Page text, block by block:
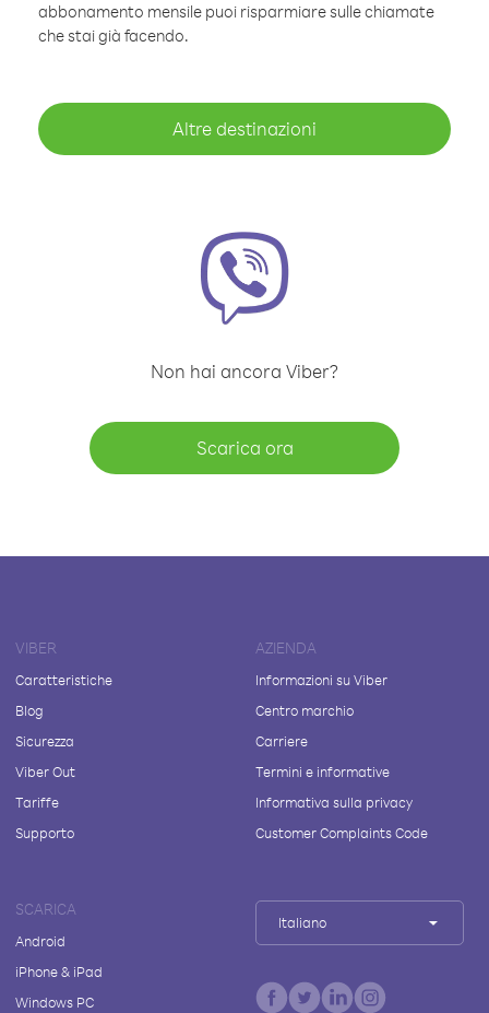
abbonamento mensile puoi risparmiare sulle chiamate
che stai già facendo.
Altre destinazioni
Non hai ancora Viber?
Scarica ora
VIBER
Caratteristiche
Blog
Sicurezza
Viber Out
Tariffe
Supporto
AZIENDA
Informazioni su Viber
Centro marchio
Carriere
Termini e informative
Informativa sulla privacy
Customer Complaints Code
SCARICA
Android
iPhone & iPad
Windows PC
Italiano